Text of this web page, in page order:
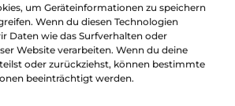
um Geräteinformationen zu speichern
Wenn du diesen Technologien
Daten wie das Surfverhalten oder
Website verarbeiten. Wenn du deine
oder zurückziehst, können bestimmte
beeinträchtigt werden.